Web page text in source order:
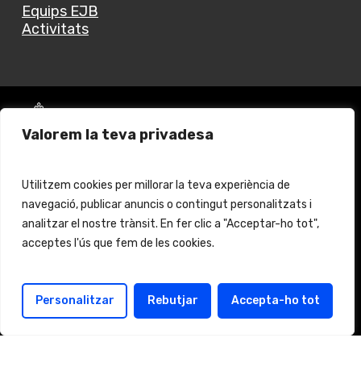
Valorem la teva privadesa
Utilitzem cookies per millorar la teva experiència de
navegació, publicar anuncis o contingut personalitzats i
analitzar el nostre trànsit. En fer clic a "Acceptar-ho tot",
acceptes l'ús que fem de les cookies.
Personalitzar Rebutjar Accepta-ho tot
Equips EJB
Activitats
Vols fer un donatiu?
Fes clickaquíper més informació
© 2024 Església Jove Barcelona. All rights reserved.
Aviso legal Protección de Datos
Política de cookies Política de protección